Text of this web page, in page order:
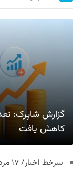
کاهش یافت
سرخط اخبار/ ۱۷ مرداد ۱۴۰۵